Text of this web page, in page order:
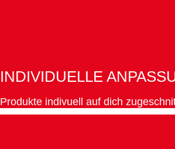
INDIVIDUELLE
Produkte indivuell auf dich